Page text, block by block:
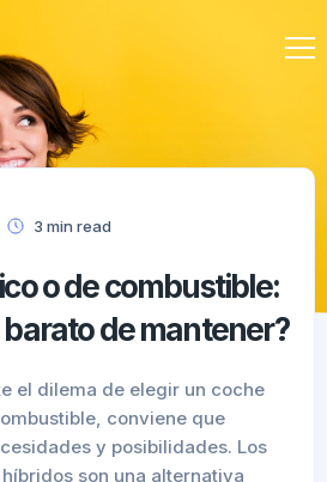
oferta
3 min read
o de combustible:
barato de mantener?
el dilema de elegir un coche
conviene que
y posibilidades. Los
son una alternativa